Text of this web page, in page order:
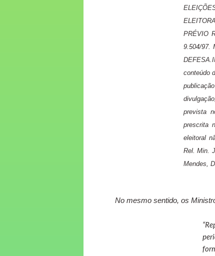
PRÉVIO
9.504/97.
conteúdo
prevista
prescrita
eleitoral
Rel. Min.
Mendes,
No mesmo sentido, os
“